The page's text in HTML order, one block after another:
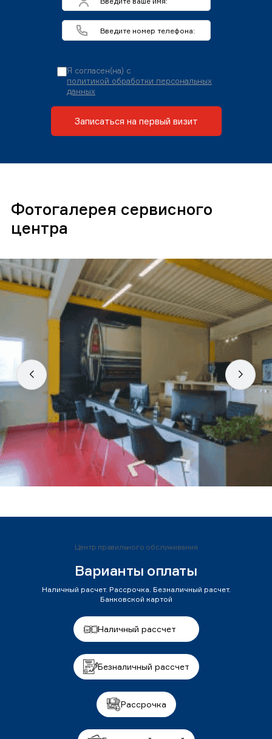
Я согласен(на) с
политикой обработки персональных
данных
Записаться на первый визит
Фотогалерея сервисного
центра
Центр правильного обслуживания
Варианты оплаты
Наличный расчет. Рассрочка. Безналичный расчет.
Банковской картой
Наличный рассчет
Безналичный рассчет
Рассрочка